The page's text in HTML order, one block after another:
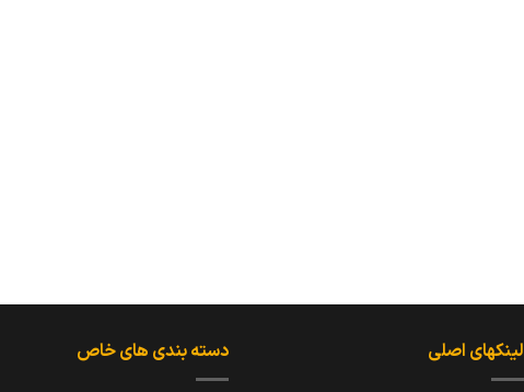
لینکهای اصلی دسته بندی های خاص